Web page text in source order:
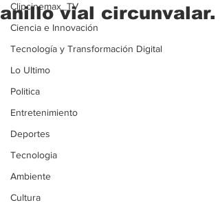
Clipcinemax_TV
Ciencia e Innovación
Tecnología y Transformación Digital
Lo Ultimo
Politica
Entretenimiento
Deportes
Tecnologia
Ambiente
Cultura
anillo vial circunvalar.